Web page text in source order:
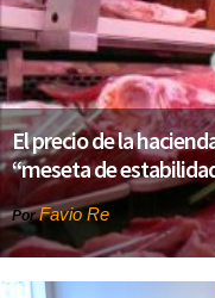
El precio de la
“meseta de
PorFavio Re